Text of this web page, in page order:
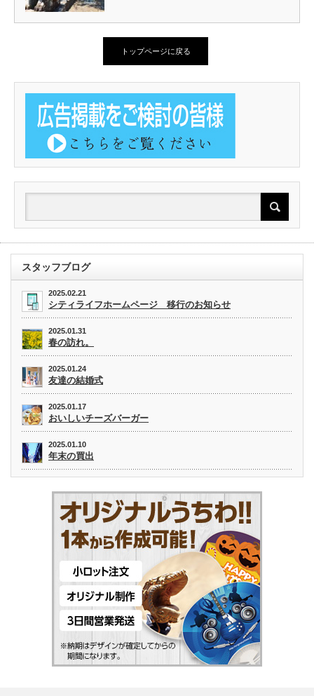
トップページに戻る
スタッフブログ
2025.02.21
シティライフホームページ 移行のお知らせ
2025.01.31
春の訪れ。
2025.01.24
友達の結婚式
2025.01.17
おいしいチーズバーガー
2025.01.10
年末の買出